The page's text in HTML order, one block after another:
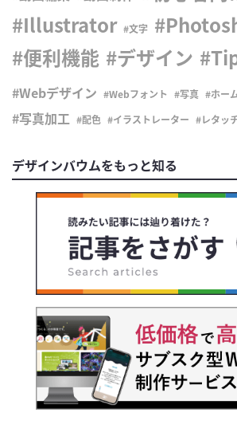
Illustrator
文字
便利機能
デザイン
Webデザイン Webフォント 写真 ホー
写真加工 配色 イラストレーター レタッ
デザインバウムをもっと知る